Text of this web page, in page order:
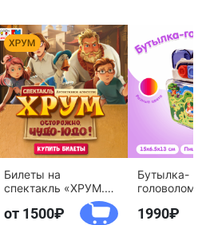
Билеты на
спектакль «ХРУМ.
Осторожно, Чудо-
Юдо!»
от 1500
Бутылка-
агентство
1990